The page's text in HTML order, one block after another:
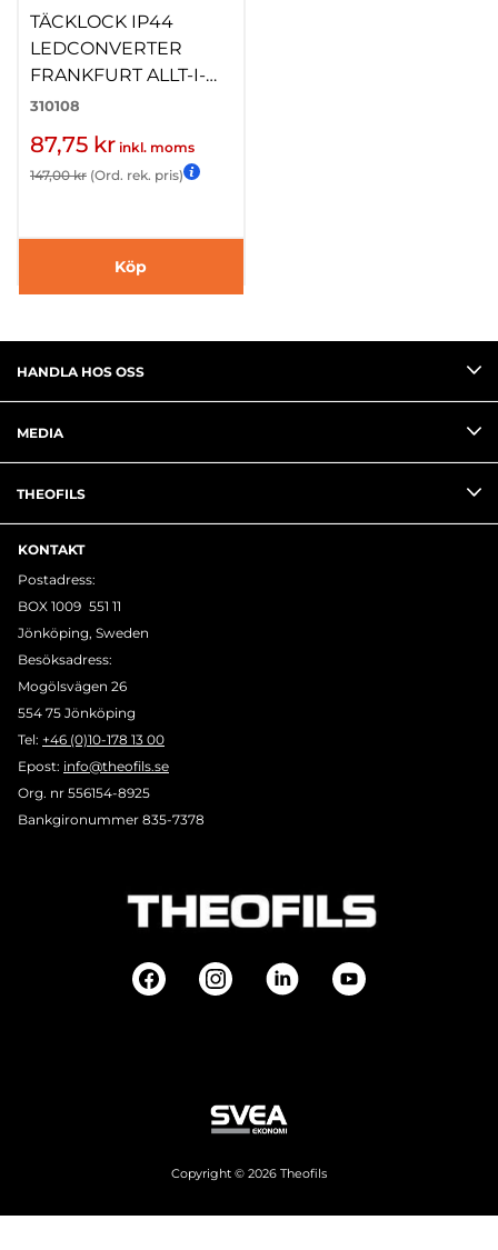
TÄCKLOCK IP44
LEDCONVERTER
FRANKFURT ALLT-I-
ETT
310108
87,75 kr inkl. moms
147,00 kr (Ord. rek. pris)
Köp
HANDLA HOS OSS
MEDIA
THEOFILS
KONTAKT
Postadress:
BOX 1009 551 11
Jönköping, Sweden
Besöksadress:
Mogölsvägen 26
554 75 Jönköping
Tel: +46 (0)10-178 13 00
Epost: info@theofils.se
Org. nr 556154-8925
Bankgironummer 835-7378
Copyright © 2026 Theofils